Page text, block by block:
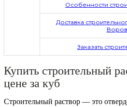
Особенности
Доставка
Заказать
Купить строительный
цене за куб
Строительный раствор — это